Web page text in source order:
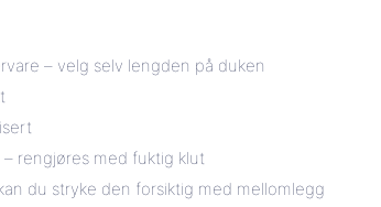
– velg selv lengden på duken
rengjøres med fuktig klut
du stryke den forsiktig med mellomlegg